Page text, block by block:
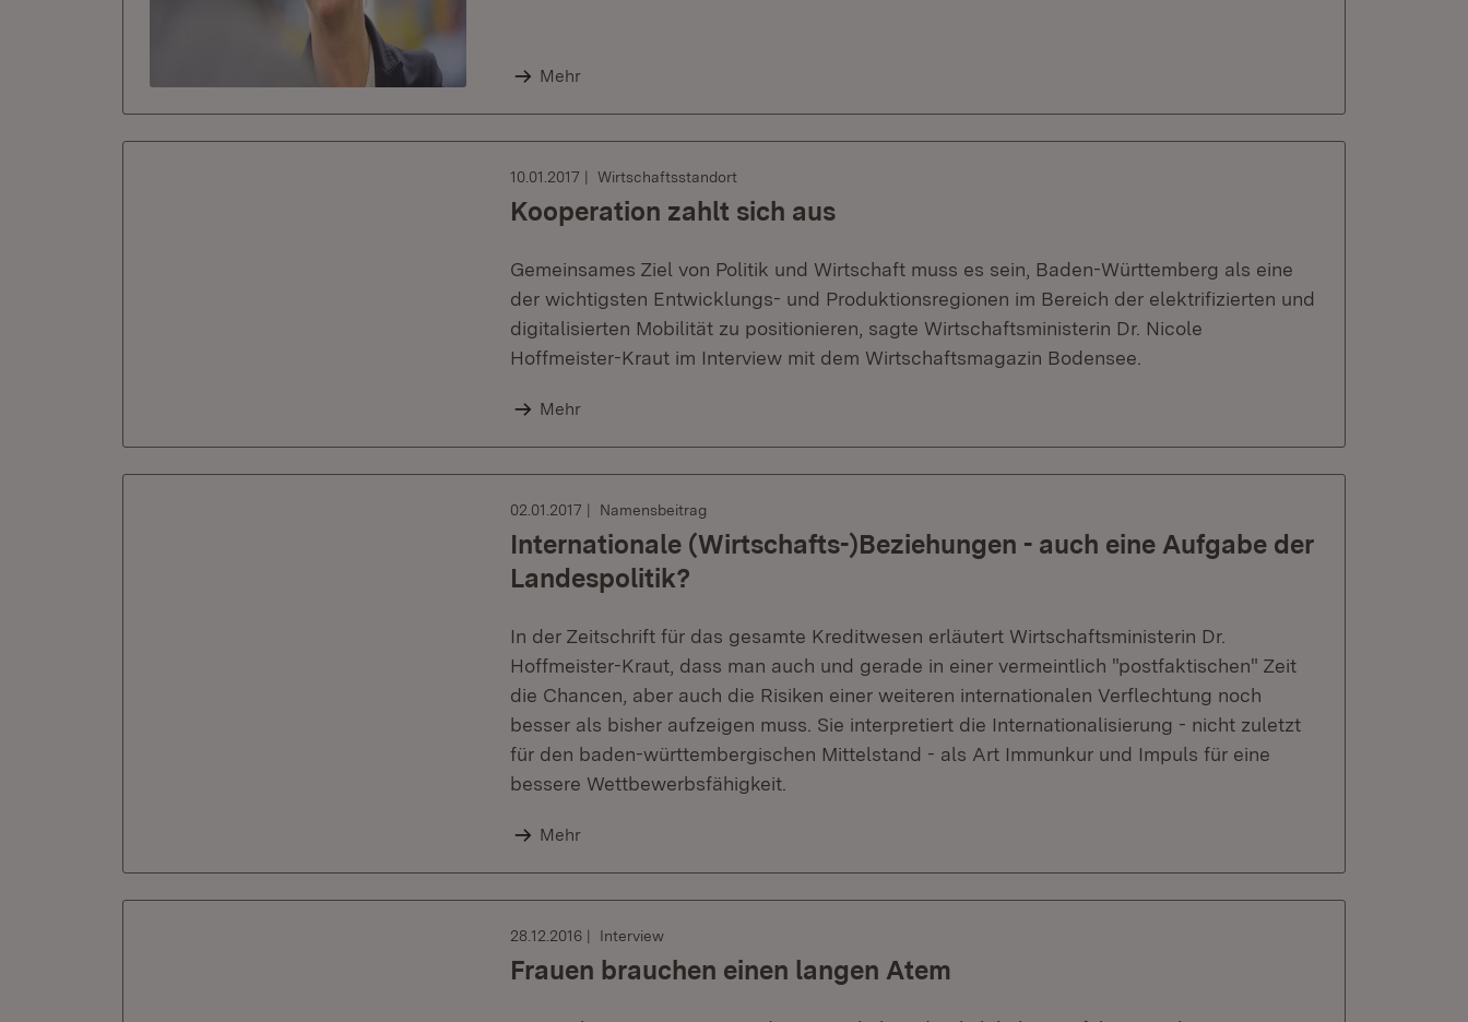
Mehr
10.01.2017 Wirtschaftsstandort
Kooperation zahlt sich aus
Gemeinsames Ziel von Politik und Wirtschaft muss es sein, Baden-Württemberg als eine
der wichtigsten Entwicklungs- und Produktionsregionen im Bereich der elektrifizierten und
digitalisierten Mobilität zu positionieren, sagte Wirtschaftsministerin Dr. Nicole
Hoffmeister-Kraut im Interview mit dem Wirtschaftsmagazin Bodensee.
Mehr
02.01.2017 Namensbeitrag
Internationale (Wirtschafts-)Beziehungen - auch eine Aufgabe der
Landespolitik?
In der Zeitschrift für das gesamte Kreditwesen erläutert Wirtschaftsministerin Dr.
Hoffmeister-Kraut, dass man auch und gerade in einer vermeintlich "postfaktischen" Zeit
die Chancen, aber auch die Risiken einer weiteren internationalen Verflechtung noch
besser als bisher aufzeigen muss. Sie interpretiert die Internationalisierung - nicht zuletzt
für den baden-württembergischen Mittelstand - als Art Immunkur und Impuls für eine
bessere Wettbewerbsfähigkeit.
Mehr
28.12.2016 Interview
Frauen brauchen einen langen Atem